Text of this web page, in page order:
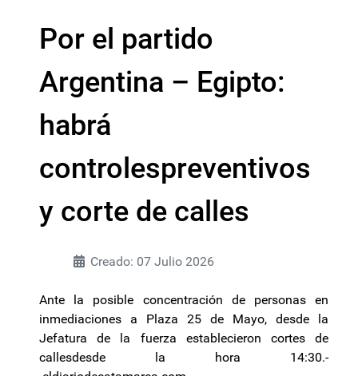
Por el partido
Argentina – Egipto:
habrá
controlespreventivos
y corte de calles
Creado: 07 Julio 2026
Ante la posible concentración de personas en
inmediaciones a Plaza 25 de Mayo, desde la
Jefatura de la fuerza establecieron cortes de
callesdesde la hora 14:30.-